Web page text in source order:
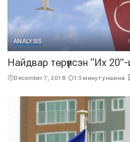
ANALYSIS
Найдвар төрүүлсэн “Их
December 7, 2018 13 минут уншина